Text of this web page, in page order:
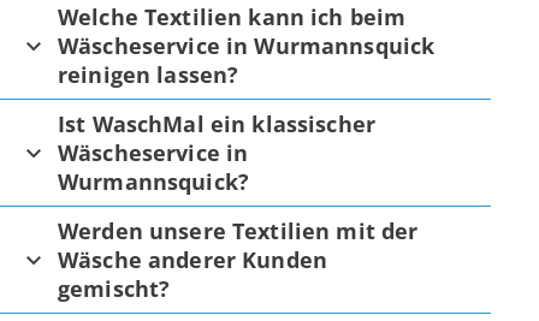
Welche Textilien kann ich beim
Wäscheservice in Wurmannsquick
reinigen lassen?
Ist WaschMal ein klassischer
Wäscheservice in
Wurmannsquick?
Werden unsere Textilien mit der
Wäsche anderer Kunden
gemischt?